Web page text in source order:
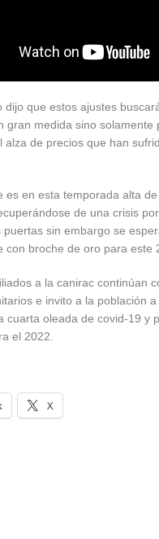
dijo que estos ajustes
gran medida sino
alza de precios que han
es en esta temporada alta
de una crisis
sin embargo se
con broche de oro para este
a la canirac continúan
e invito a la población
cuarta oleada de covid-19 y
el 2022.
X